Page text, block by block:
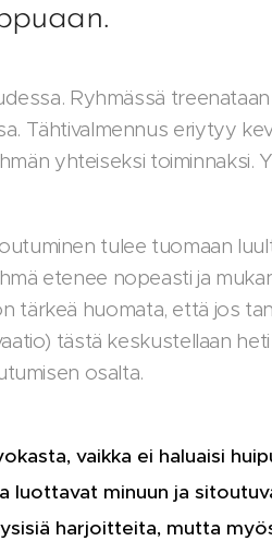
Ryhmässä
Tähtivalmennus eriytyy
yhteiseksi toiminnaksi.
tulee tuomaan
etenee nopeasti ja
tärkeä huomata, että jos
tästä keskustellaan
osalta.
vaikka ei haluaisi
luottavat minuun ja
harjoitteita, mutta